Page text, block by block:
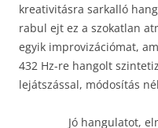
kreativitásra sarkalló
rabul ejt ez a szokatlan
egyik improvizációmat,
432 Hz-re hangolt
lejátszással, módosítás
Jó hangulatot,